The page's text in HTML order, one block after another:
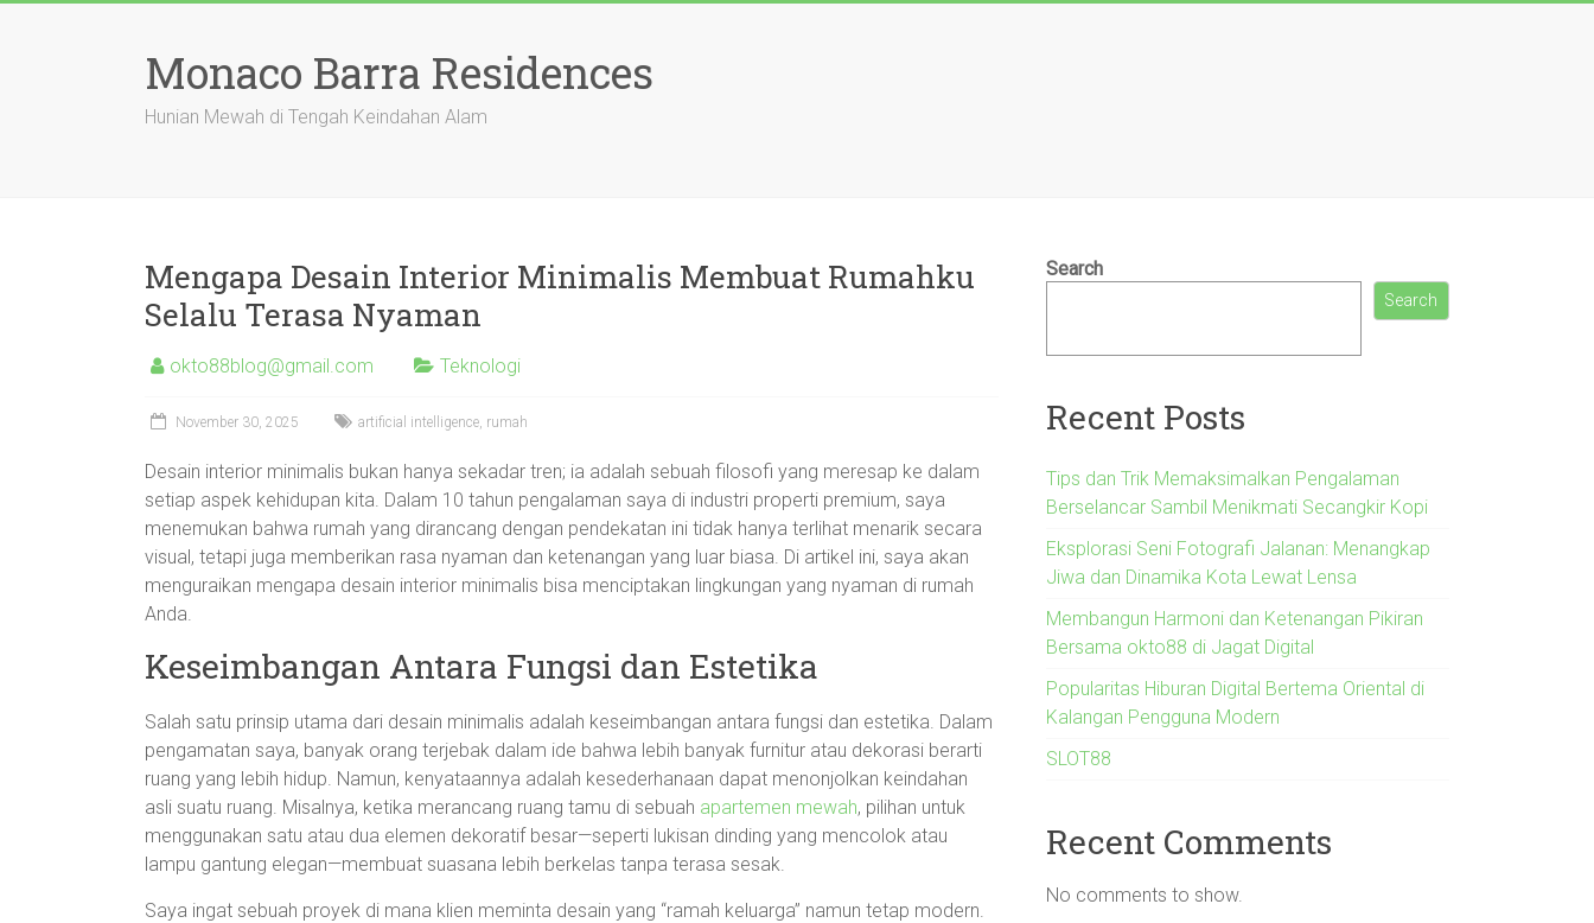
Monaco Barra Residences
Hunian Mewah di Tengah Keindahan Alam
Mengapa Desain Interior Minimalis Membuat Rumahku
Selalu Terasa Nyaman
okto88blog@gmail.com Teknologi
November 30, 2025 artificial intelligence, rumah
Desain interior minimalis bukan hanya sekadar tren; ia adalah sebuah filosofi yang meresap ke dalam
setiap aspek kehidupan kita. Dalam 10 tahun pengalaman saya di industri properti premium, saya
menemukan bahwa rumah yang dirancang dengan pendekatan ini tidak hanya terlihat menarik secara
visual, tetapi juga memberikan rasa nyaman dan ketenangan yang luar biasa. Di artikel ini, saya akan
menguraikan mengapa desain interior minimalis bisa menciptakan lingkungan yang nyaman di rumah
Anda.
Keseimbangan Antara Fungsi dan Estetika
Salah satu prinsip utama dari desain minimalis adalah keseimbangan antara fungsi dan estetika. Dalam
pengamatan saya, banyak orang terjebak dalam ide bahwa lebih banyak furnitur atau dekorasi berarti
ruang yang lebih hidup. Namun, kenyataannya adalah kesederhanaan dapat menonjolkan keindahan
asli suatu ruang. Misalnya, ketika merancang ruang tamu di sebuah apartemen mewah, pilihan untuk
menggunakan satu atau dua elemen dekoratif besar—seperti lukisan dinding yang mencolok atau
lampu gantung elegan—membuat suasana lebih berkelas tanpa terasa sesak.
Saya ingat sebuah proyek di mana klien meminta desain yang “ramah keluarga” namun tetap modern.
Search
Search
Recent Posts
Tips dan Trik Memaksimalkan Pengalaman
Berselancar Sambil Menikmati Secangkir Kopi
Eksplorasi Seni Fotografi Jalanan: Menangkap
Jiwa dan Dinamika Kota Lewat Lensa
Membangun Harmoni dan Ketenangan Pikiran
Bersama okto88 di Jagat Digital
Popularitas Hiburan Digital Bertema Oriental di
Kalangan Pengguna Modern
SLOT88
Recent Comments
No comments to show.